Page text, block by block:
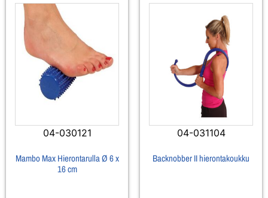
04-030121
Mambo Max Hierontarulla Ø 6 x
16 cm
04-031104
Backnobber II hierontakoukku